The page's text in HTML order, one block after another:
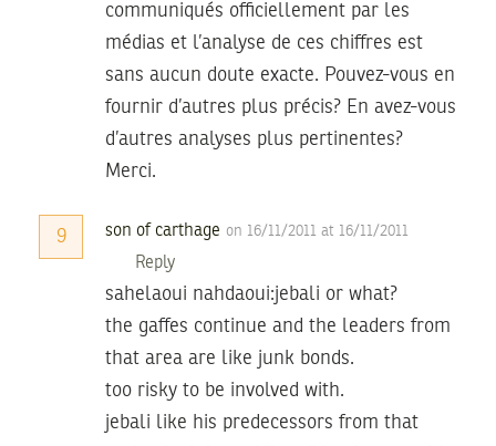
communiqués officiellement par les
médias et l’analyse de ces chiffres est
sans aucun doute exacte. Pouvez-vous en
fournir d’autres plus précis? En avez-vous
d’autres analyses plus pertinentes?
Merci.
9 son of carthage on 16/11/2011 at 16/11/2011
Reply
sahelaoui nahdaoui:jebali or what?
the gaffes continue and the leaders from
that area are like junk bonds.
too risky to be involved with.
jebali like his predecessors from that